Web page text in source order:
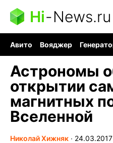
Hi-News.ru
Авито Вояджер
Астрономы
открытии
магнитных
Вселенной
Николай Хижняк ∙ 24.03.2017